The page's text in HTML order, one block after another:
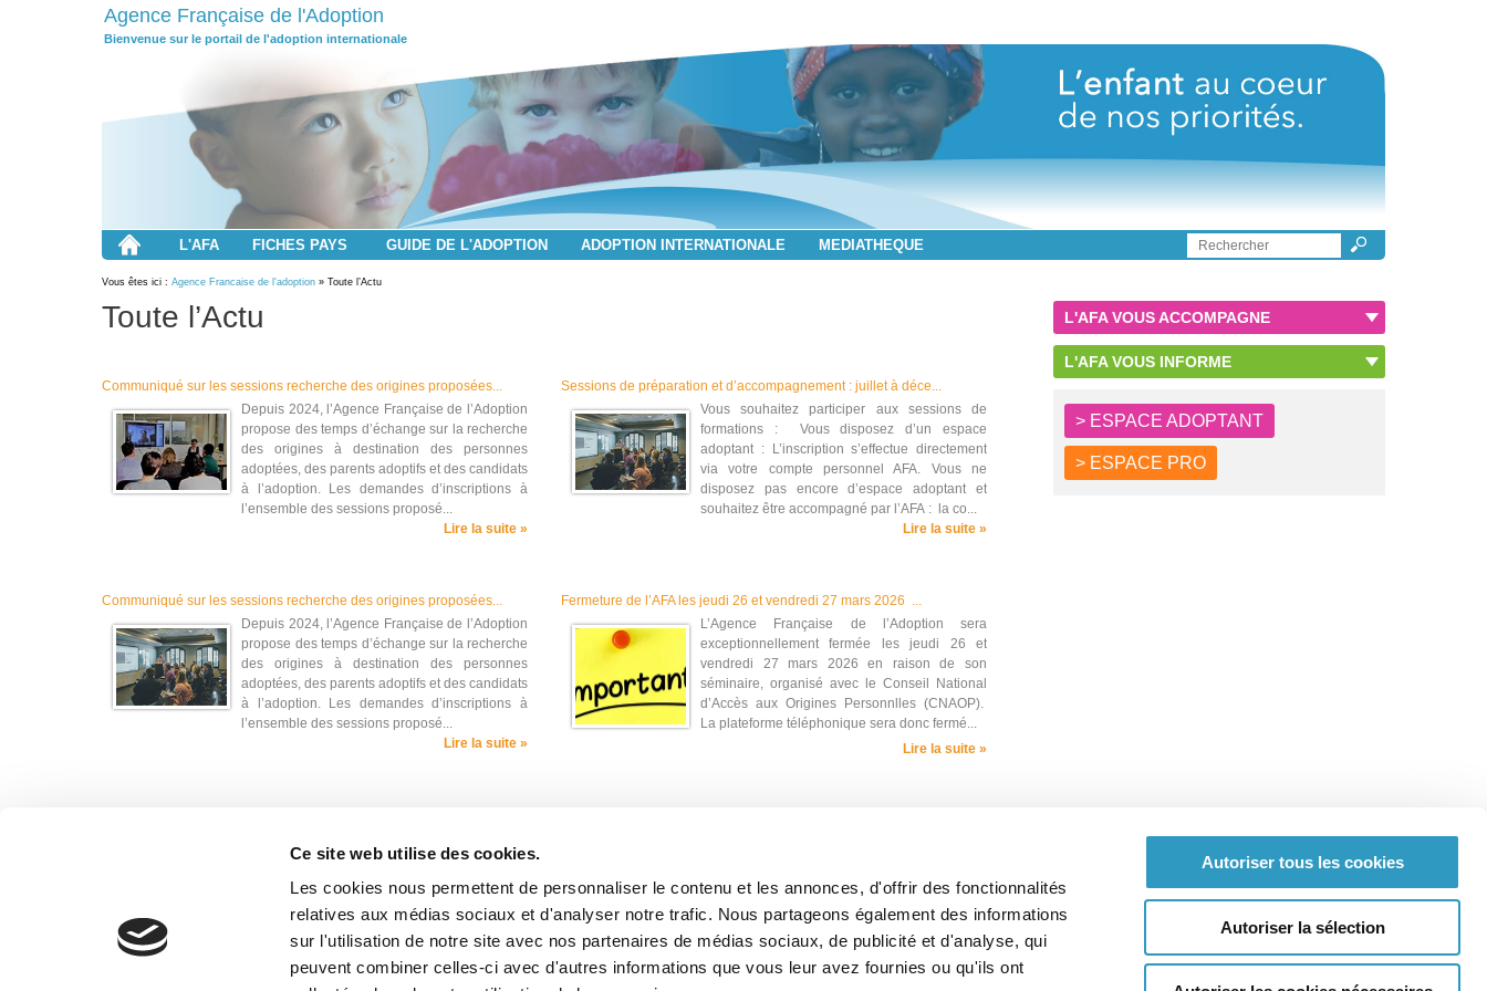
Ce site web utilise des cookies.
Les cookies nous permettent de personnaliser le contenu et les annonces, d'offrir des fonctionnalités
relatives aux médias sociaux et d'analyser notre trafic. Nous partageons également des informations
sur l'utilisation de notre site avec nos partenaires de médias sociaux, de publicité et d'analyse, qui
peuvent combiner celles-ci avec d'autres informations que vous leur avez fournies ou qu'ils ont
Autoriser tous les cookies
Autoriser la sélection
Agence Française de l'Adoption
Bienvenue sur le portail de l'adoption internationale
L'AFA FICHES PAYS GUIDE DE L'ADOPTION ADOPTION INTERNATIONALE MEDIATHEQUE
Vous êtes ici : Agence Francaise de l'adoption » Toute l’Actu
Toute l’Actu
Communiqué sur les sessions recherche des origines proposées...
Depuis 2024, l’Agence Française de l’Adoption
propose des temps d’échange sur la recherche
des origines à destination des personnes
adoptées, des parents adoptifs et des candidats
à l’adoption. Les demandes d’inscriptions à
l’ensemble des sessions proposé...
Lire la suite »
Sessions de préparation et d’accompagnement : juillet à déce...
Vous souhaitez participer aux sessions de
formations : Vous disposez d’un espace
adoptant : L’inscription s’effectue directement
via votre compte personnel AFA. Vous ne
disposez pas encore d’espace adoptant et
souhaitez être accompagné par l’AFA : la co...
Lire la suite »
Communiqué sur les sessions recherche des origines proposées...
Depuis 2024, l’Agence Française de l’Adoption
propose des temps d’échange sur la recherche
des origines à destination des personnes
adoptées, des parents adoptifs et des candidats
à l’adoption. Les demandes d’inscriptions à
l’ensemble des sessions proposé...
Lire la suite »
Fermeture de l’AFA les jeudi 26 et vendredi 27 mars 2026 ...
L’Agence Française de l’Adoption sera
exceptionnellement fermée les jeudi 26 et
vendredi 27 mars 2026 en raison de son
séminaire, organisé avec le Conseil National
d’Accès aux Origines Personnlles (CNAOP).
La plateforme téléphonique sera donc fermé...
Lire la suite »
L'AFA VOUS ACCOMPAGNE
L'AFA VOUS INFORME
> ESPACE ADOPTANT
> ESPACE PRO
Mentions Légales Crédits